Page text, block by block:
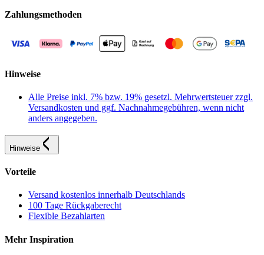
Zahlungsmethoden
Hinweise
Alle Preise inkl. 7% bzw. 19% gesetzl. Mehrwertsteuer zzgl.
Versandkosten und ggf. Nachnahmegebühren, wenn nicht
anders angegeben.
Hinweise
Vorteile
Versand kostenlos innerhalb Deutschlands
100 Tage Rückgaberecht
Flexible Bezahlarten
Mehr Inspiration